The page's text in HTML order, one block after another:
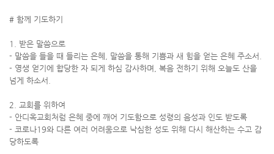
# 함께 기도하기
1. 받은 말씀으로
- 말씀을 들을 때 들리는 은혜, 말씀을 통해 기쁨과 새 힘을 얻는 은혜 주소서.
- 영생 얻기에 합당한 자 되게 하심 감사하며, 복음 전하기 위해 오늘도 산을
넘게 하소서.
2. 교회를 위하여
- 안디옥교회처럼 은혜 중에 깨어 기도함으로 성령의 음성과 인도 받도록
- 코로나19와 다른 여러 어려움으로 낙심한 성도 위해 다시 해산하는 수고 감
당하도록